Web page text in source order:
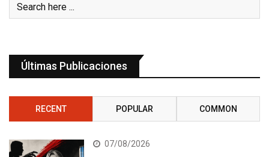
Últimas Publicaciones
RECENT POPULAR COMMON
07/08/2026